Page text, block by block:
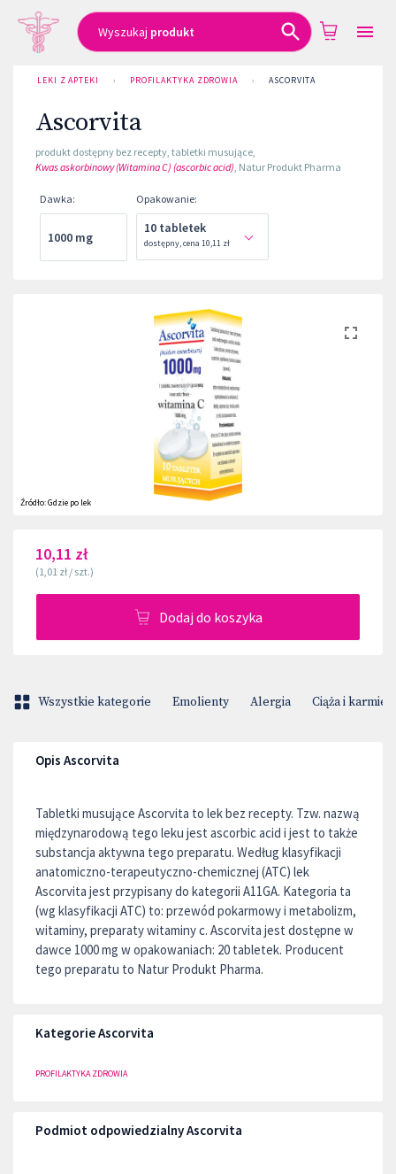
Wyszukaj produkt
LEKI Z APTEKI › PROFILAKTYKA ZDROWIA › ASCORVITA
Ascorvita
produkt dostępny bez recepty, tabletki musujące,
Kwas askorbinowy (Witamina C) (ascorbic acid), Natur Produkt Pharma
Dawka:
1000 mg
Opakowanie:
10 tabletek
dostępny,cena 10,11 zł
Źródło:Gdzie po lek
10,11 zł
(1,01 zł / szt.)
Dodaj do koszyka
Wszystkie kategorie Emolienty Alergia Ciąża i
Opis Ascorvita
Tabletki musujące Ascorvita to lek bez recepty. Tzw. nazwą
międzynarodową tego leku jest ascorbic acid i jest to także
substancja aktywna tego preparatu. Według klasyfikacji
anatomiczno-terapeutyczno-chemicznej (ATC) lek
Ascorvita jest przypisany do kategorii A11GA. Kategoria ta
(wg klasyfikacji ATC) to: przewód pokarmowy i metabolizm,
witaminy, preparaty witaminy c. Ascorvita jest dostępne w
dawce 1000 mg w opakowaniach: 20 tabletek. Producent
tego preparatu to Natur Produkt Pharma.
Kategorie Ascorvita
PROFILAKTYKA ZDROWIA
Podmiot odpowiedzialny Ascorvita